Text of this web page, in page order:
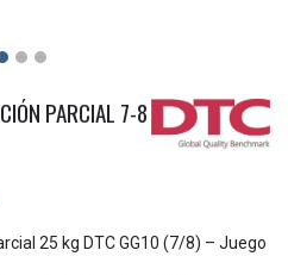
PARCIAL 7-8
25 kg DTC GG10 (7/8) – Juego